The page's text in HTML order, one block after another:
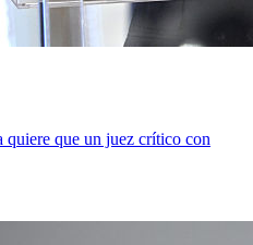
que un juez crítico con